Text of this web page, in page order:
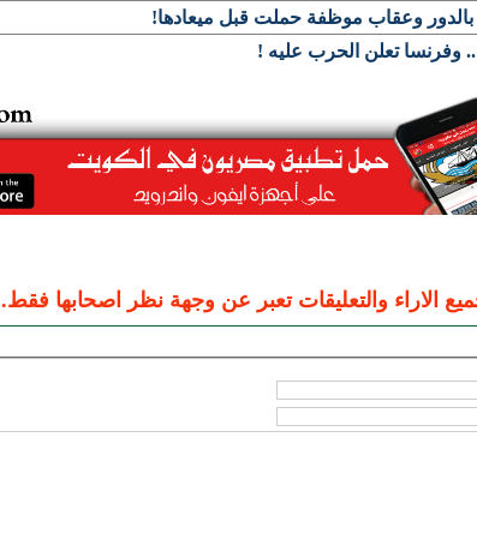
بالدور وعقاب موظفة حملت قبل ميعادها!
وفرنسا تعلن الحرب عليه !
الاراء والتعليقات تعبر عن وجهة نظر اصحابها فقط.